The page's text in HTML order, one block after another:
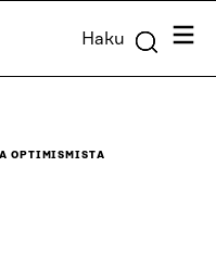
Haku
OPTIMISMISTA